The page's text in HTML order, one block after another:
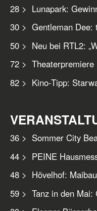
28 > Lunapark:
30 > Gentleman Dee:
50 > Neu bei RTL2:
72 > Theaterpremiere
82 > Kino-Tipp:
36 > Sommer City
44 > PEINE
48 > Hövelhof:
59 > Tanz in den Mai: